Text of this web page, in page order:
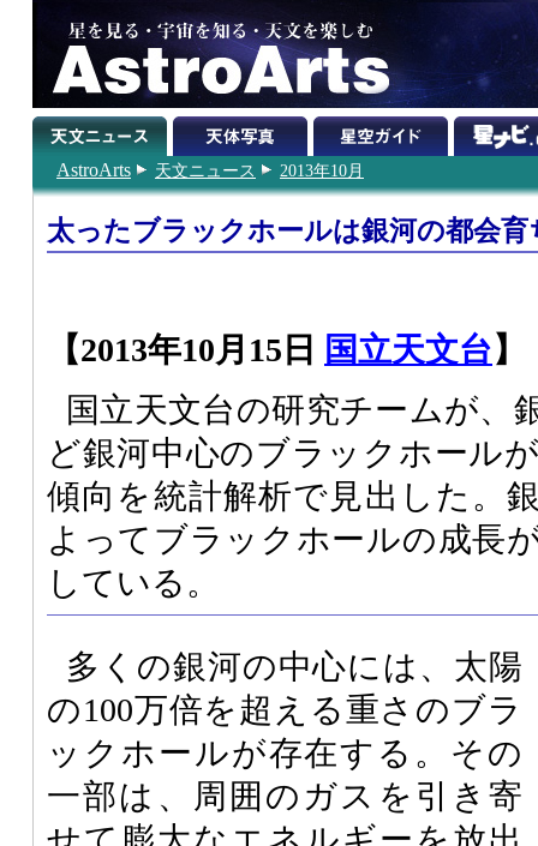
AstroArts 天文ニュース 2013年10月
太ったブラックホールは銀河の都会育
【2013年10月15日 国立天文台】
国立天文台の研究チームが、
ど銀河中心のブラックホール
傾向を統計解析で見出した。
よってブラックホールの成長
している。
多くの銀河の中心には、太陽
の100万倍を超える重さのブラ
ックホールが存在する。その
一部は、周囲のガスを引き寄